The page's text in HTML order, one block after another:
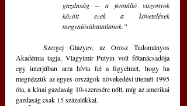
gazdaság – a fennálló viszonyok
között ezek a követelések
megvalósíthatatlanok.”
Akadémia tagja, Vlagyimir Putyin volt főtanácsadója
egy interjúban arra hívta fel a figyelmet, hogy ha
megnézzük az egyes országok növekedési ütemét 1995
óta, a kínai gazdaság 10-szeresére nőtt, míg az amerikai
gazdaság csak 15 százalékkal.